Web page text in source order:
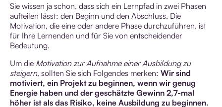
Sie wissen ja schon, dass sich ein Lernpfad in zwei Phasen
aufteilen lässt: den Beginn und den Abschluss. Die
Motivation, die eine oder andere Phase durchzuführen, ist
für Ihre Lernenden und für Sie von entscheidender
Bedeutung.
Um die Motivation zur Aufnahme einer Ausbildung zu
steigern, sollten Sie sich Folgendes merken: Wir sind
motiviert, ein Projekt zu beginnen, wenn wir genug
Energie haben und der geschätzte Gewinn 2,7-mal
höher ist als das Risiko, keine Ausbildung zu beginnen.